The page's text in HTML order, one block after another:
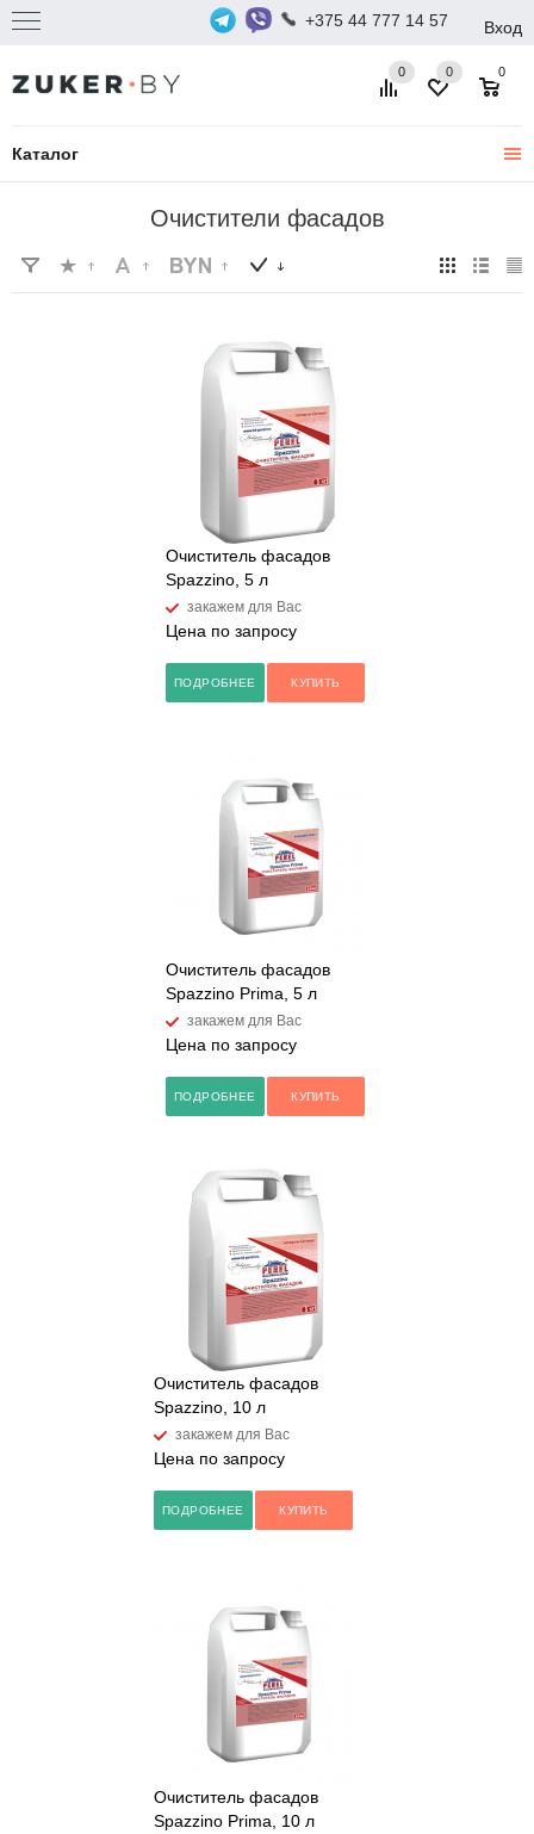
+375 44 777 14 57 Вход
Каталог
0 0
0
Очистители фасадов
Очиститель фасадов
Spazzino, 5 л
закажем для Вас
Цена по запросу
ПОДРОБНЕЕ КУПИТЬ
Очиститель фасадов
Spazzino Prima, 5 л
закажем для Вас
Цена по запросу
ПОДРОБНЕЕ КУПИТЬ
Очиститель фасадов
Spazzino, 10 л
закажем для Вас
Цена по запросу
ПОДРОБНЕЕ КУПИТЬ
Очиститель фасадов
Spazzino Prima, 10 л